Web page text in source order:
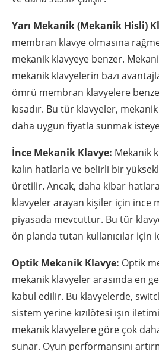
Yarı Mekanik (Mekanik Hisli)
membran klavye olmasına
mekanik klavyeye benzer.
mekanik klavyelerin bazı
ömrü membran klavyelere
kısadır. Bu tür klavyeler,
daha uygun fiyatla sunmak
İnce Mekanik Klavye: Mekanik
kalın hatlarla ve belirli bir
üretilir. Ancak, daha kibar
klavyeler arayan kişiler için ince
piyasada mevcuttur. Bu tür
ön planda tutan kullanıcılar için
Optik Mekanik Klavye: Optik
mekanik klavyeler arasında en
kabul edilir. Bu klavyelerde,
sistem yerine kızılötesi ışın
mekanik klavyelere göre çok
sunar. Oyun performansını